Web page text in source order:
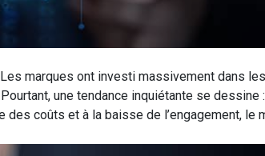
marques ont investi massivement dans
une tendance inquiétante se dessine
coûts et à la baisse de l’engagement, le